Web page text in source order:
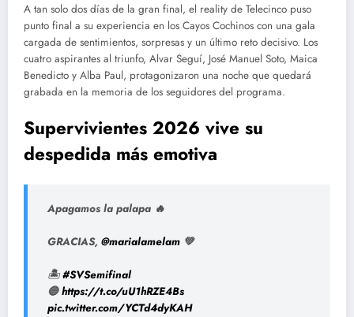
A tan solo dos días de la gran final, el reality de Telecinco puso
punto final a su experiencia en los Cayos Cochinos con una gala
cargada de sentimientos, sorpresas y un último reto decisivo. Los
cuatro aspirantes al triunfo, Alvar Seguí, José Manuel Soto, Maica
Benedicto y Alba Paul, protagonizaron una noche que quedará
grabada en la memoria de los seguidores del programa.
Supervivientes 2026 vive su
despedida más emotiva
Apagamos la palapa 🔥
GRACIAS, @marialamelam 💚
🏝️#SVSemifinal
🔵https://t.co/uU1hRZE4Bs
pic.twitter.com/YCTd4dyKAH